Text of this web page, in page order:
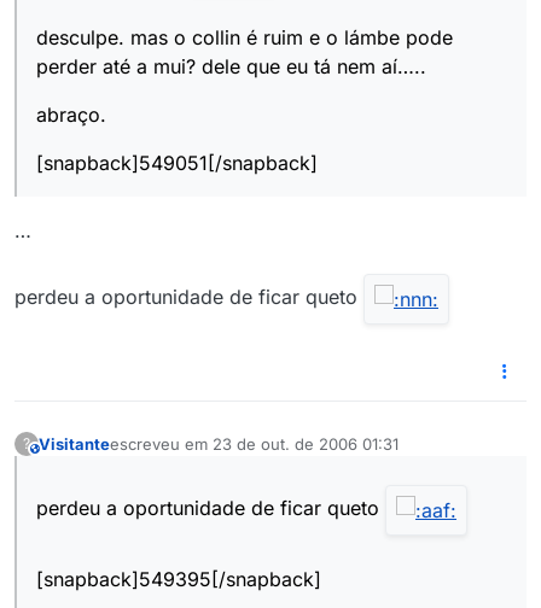
desculpe. mas o collin é ruim e o lámbe pode
perder até a mui? dele que eu tá nem aí…..
abraço.
[snapback]549051[/snapback]
…
perdeu a oportunidade de ficar queto
?This user is from outside of this forum
Visitanteescreveu em 23 de out. de 2006 01:31
última edição por
perdeu a oportunidade de ficar queto
[snapback]549395[/snapback]